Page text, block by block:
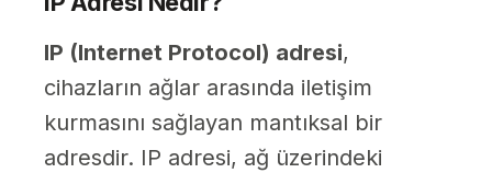
IP (Internet Protocol) adresi,
cihazların ağlar arasında iletişim
kurmasını sağlayan mantıksal bir
adresdir. IP adresi, ağ üzerindeki